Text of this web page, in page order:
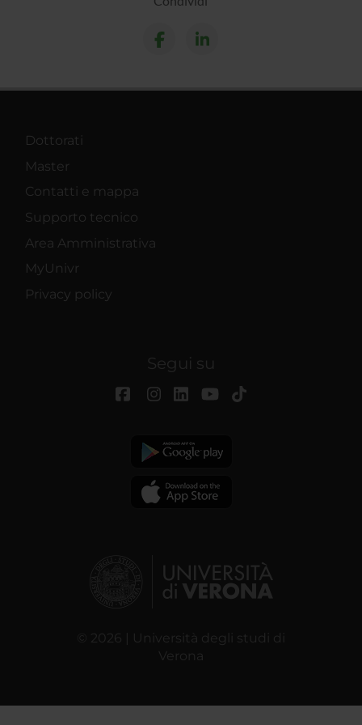
Dottorati
Master
Contatti e mappa
Supporto tecnico
Area Amministrativa
MyUnivr
Privacy policy
Segui su
© 2026 | Università degli studi di
Verona